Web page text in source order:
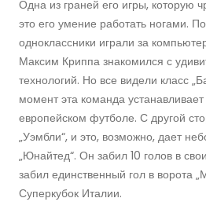
Одна из граней его игры, которую
это его умение работать ногами.
одноклассники играли за
Максим Криппа знакомился с
технологий. Но все видели класс
момент эта команда
европейском футболе. С другой
„Уэмбли“, и это, возможно, дает
„Юнайтед“. Он забил 10 голов в
забил единственный гол в ворота
Суперкубок Италии.